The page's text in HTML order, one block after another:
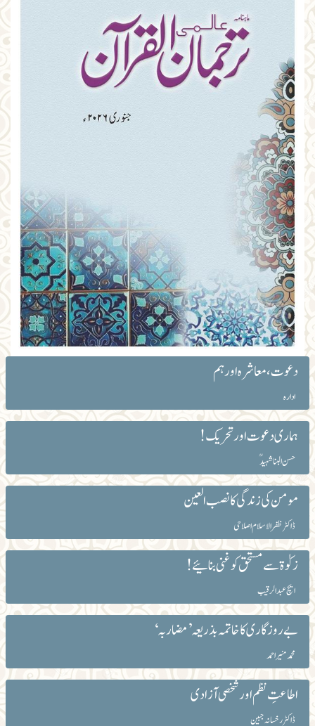
دعوت، معاشرہ اور ہم
ادارہ
ہماری دعوت اور تحریک!
حسن البنا شہیدؒ
مومن کی زندگی کا نصب العین
ڈاکٹر ظفرالاسلام اصلاحی
زکوٰۃ سے مستحق کو غنی بنائیے!
ایچ عبدالرقیب
بے روزگاری کا خاتمہ بذریعہ ’مضاربہ‘
محمد منیر احمد
اطاعتِ نظم اور شخصی آزادی
ڈاکٹر رخسانہ جبین